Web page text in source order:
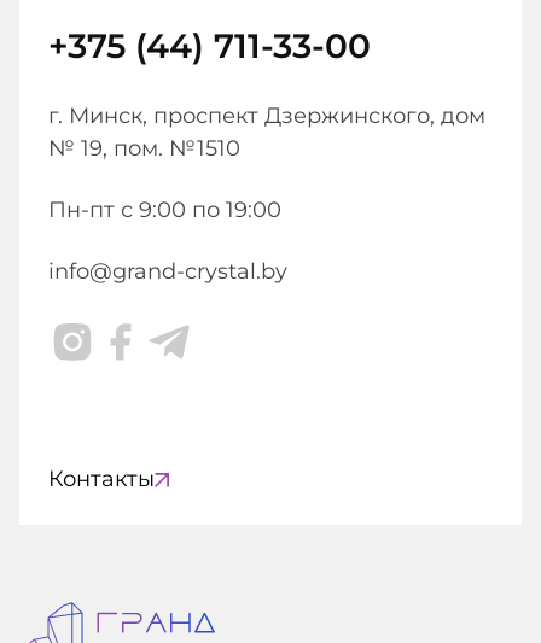
+375 (44) 711-33-00
г. Минск, проспект Дзержинского, дом
№ 19, пом. №1510
Пн-пт с 9:00 по 19:00
info@grand-crystal.by
Контакты